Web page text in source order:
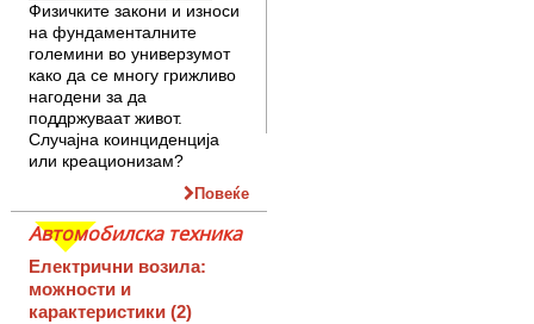
Физичките закони и износи
на фундаменталните
големини во универзумот
како да се многу грижливо
нагодени за да
поддржуваат живот.
Случајна коинциденција
или креационизам?
Повеќе
Автомобилска техника
Електрични возила:
можности и
карактеристики (2)